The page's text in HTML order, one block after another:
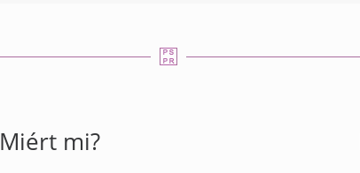
Miért mi?